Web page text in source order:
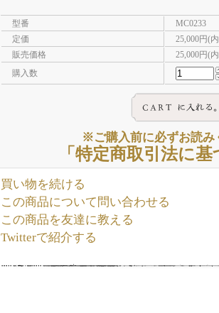
型番
MC0233
定価
25,000円(
販売価格
25,000円(
購入数
※ご購入前に必ずお読み
「特定商取引法に
買い物を続ける
この商品について問い合わせる
この商品を友達に教える
Twitterで紹介する